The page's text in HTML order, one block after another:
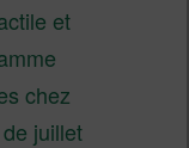
et
chez
juillet